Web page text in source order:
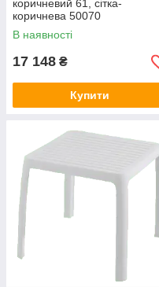
коричневий 61, сітка-
коричнева 50070
В наявності
17 148 ₴
Купити